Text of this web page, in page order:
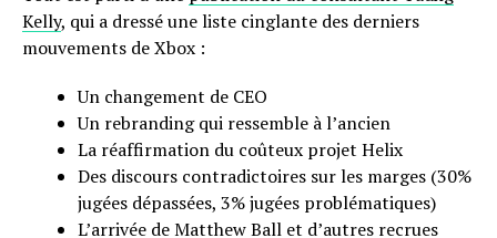
Kelly, qui a dressé une liste cinglante des derniers
mouvements de Xbox :
Un changement de CEO
Un rebranding qui ressemble à l’ancien
La réaffirmation du coûteux projet Helix
Des discours contradictoires sur les marges (30%
jugées dépassées, 3% jugées problématiques)
L’arrivée de Matthew Ball et d’autres recrues